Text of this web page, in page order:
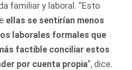
familiar y laboral. “Esto
ellas se sentirían menos
laborales formales que
factible conciliar estos
por cuenta propia”, dice.